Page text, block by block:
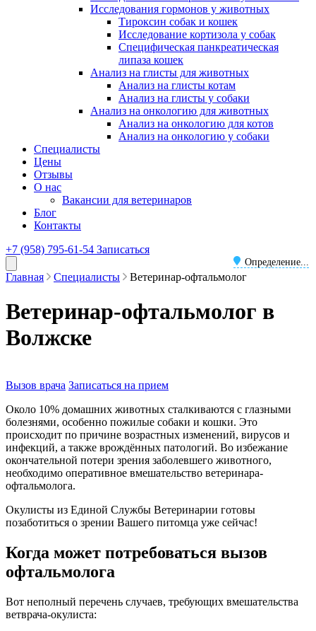
Исследования гормонов у животных
Тироксин собак и кошек
Исследование кортизола у собак
Специфическая панкреатическая
липаза кошек
Анализ на глисты для животных
Анализ на глисты котам
Анализ на глисты у собаки
Анализ на онкологию для животных
Анализ на онкологию для котов
Анализ на онкологию у собаки
Специалисты
Цены
Отзывы
О нас
Вакансии для ветеринаров
Блог
Контакты
+7 (958) 795-61-54
Определение...
Записаться
Главная Специалисты Ветеринар-офтальмолог
Ветеринар-офтальмолог в
Волжске
Вызов врача Записаться на прием
Около 10% домашних животных сталкиваются с глазными
болезнями, особенно пожилые собаки и кошки. Это
происходит по причине возрастных изменений, вирусов и
инфекций, а также врождённых патологий. Во избежание
окончательной потери зрения заболевшего животного,
необходимо оперативное вмешательство ветеринара-
офтальмолога.
Окулисты из Единой Службы Ветеринарии готовы
позаботиться о зрении Вашего питомца уже сейчас!
Когда может потребоваться вызов
офтальмолога
Вот неполный перечень случаев, требующих вмешательства
ветврача-окулиста: